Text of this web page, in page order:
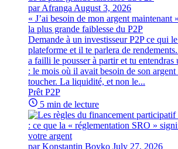
par Afranga August 3, 2026
« J’ai besoin de mon argent maintenant
la plus grande faiblesse du P2P
Demande à un investisseur P2P ce qui
plateforme et il te parlera de
a failli le pousser à partir et tu entendras
: le mois où il avait besoin de son
toucher. La liquidité, et non le...
Prêt P2P
5 min de lecture
par Konstantin Boyko July 27, 2026